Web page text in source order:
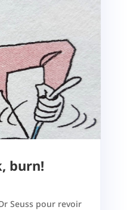
burn!
Seuss pour revoir